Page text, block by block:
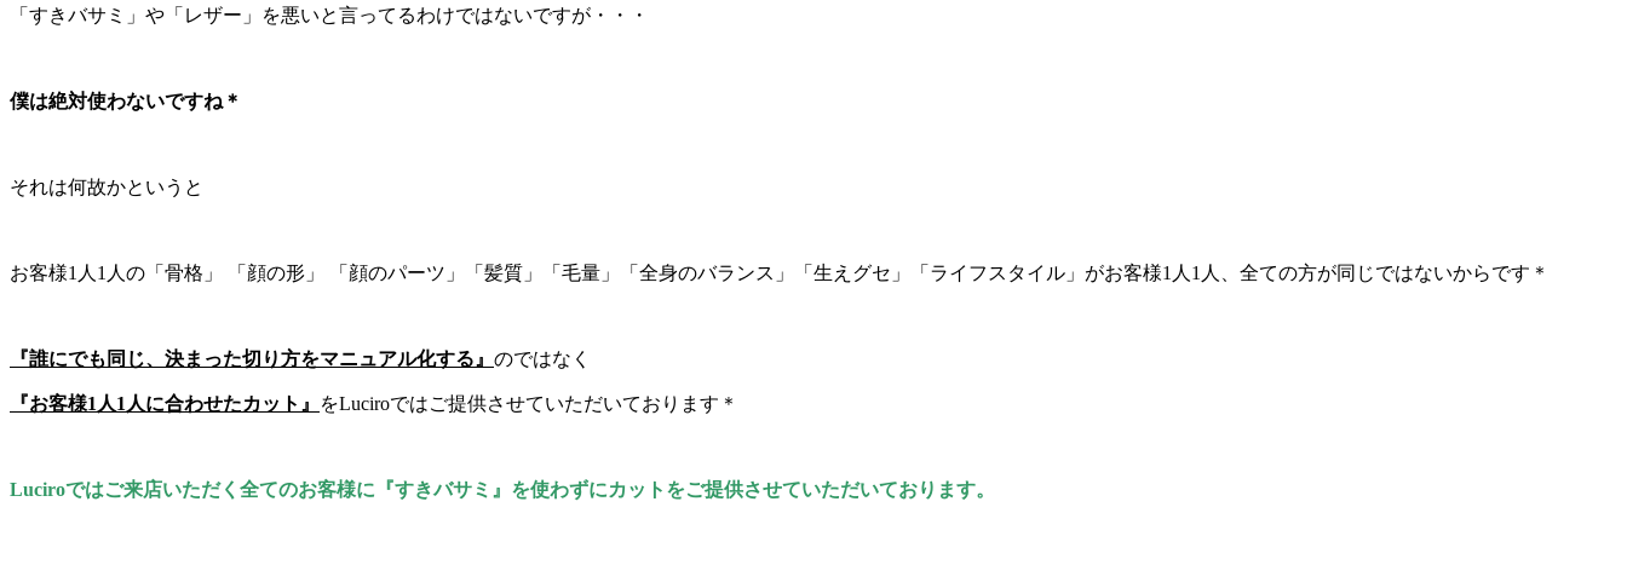
「すきバサミ」や「レザー」を悪いと言ってるわけではないですが・・・
僕は絶対使わないですね＊
それは何故かというと
お客様1人1人の「骨格」 「顔の形」 「顔のパーツ」「髪質」「毛量」「全身のバランス」「生えグセ」「ライフスタイル」がお客様1人1人、全ての方が同じではないからです＊
『誰にでも同じ、決まった切り方をマニュアル化する』 のではなく
『お客様1人1人に合わせたカット』 をLuciroではご提供させていただいております＊
Luciroではご来店いただく全てのお客様に『すきバサミ』を使わずにカットをご提供させていただいております。